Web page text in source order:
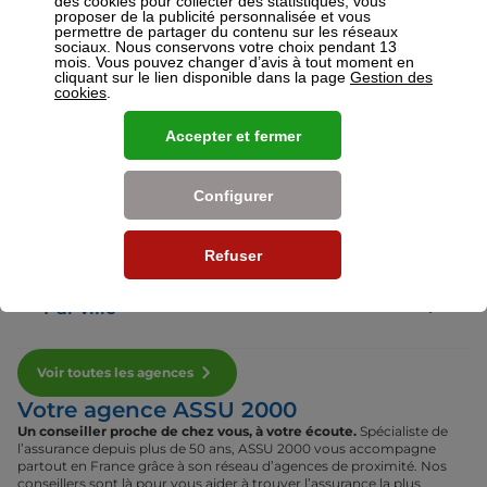
Voir plus
Nos établissements
Par département
Par ville
Voir toutes les agences
Votre agence ASSU 2000
Un conseiller proche de chez vous, à votre écoute. Spécialiste de
l’assurance depuis plus de 50 ans, ASSU 2000 vous accompagne
partout en France grâce à son réseau d’agences de proximité. Nos
conseillers sont là pour vous aider à trouver l’assurance la plus
proposer de la publicité personnalisée et vous
permettre de partager du contenu sur les réseaux
sociaux. Nous conservons votre choix pendant 13
mois. Vous pouvez changer d’avis à tout moment en
cliquant sur le lien disponible dans la page Gestion des
cookies
Refuser
Configurer
Accepter et fermer